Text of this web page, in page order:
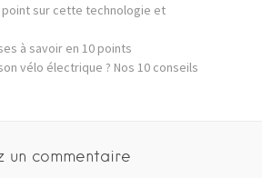
point sur cette technologie et
à savoir en 10 points
vélo électrique ? Nos 10 conseils
un commentaire